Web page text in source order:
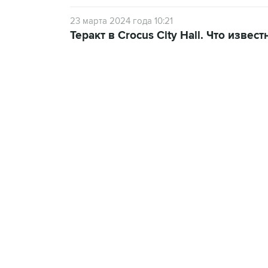
23 марта 2024 года 10:21
Теракт в Crocus City Hall. Что